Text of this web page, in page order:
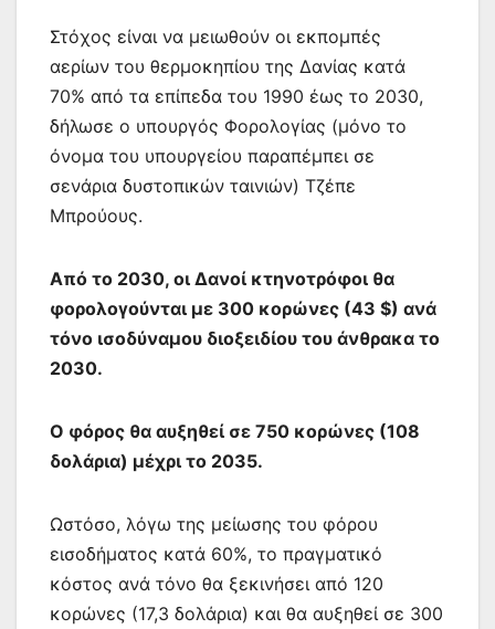
Στόχος είναι να μειωθούν οι εκπομπές
αερίων του θερμοκηπίου της Δανίας κατά
70% από τα επίπεδα του 1990 έως το 2030,
δήλωσε ο υπουργός Φορολογίας (μόνο το
όνομα του υπουργείου παραπέμπει σε
σενάρια δυστοπικών ταινιών) Τζέπε
Μπρούους.
Από το 2030, οι Δανοί κτηνοτρόφοι θα
φορολογούνται με 300 κορώνες (43 $) ανά
τόνο ισοδύναμου διοξειδίου του άνθρακα το
2030.
Ο φόρος θα αυξηθεί σε 750 κορώνες (108
δολάρια) μέχρι το 2035.
Ωστόσο, λόγω της μείωσης του φόρου
εισοδήματος κατά 60%, το πραγματικό
κόστος ανά τόνο θα ξεκινήσει από 120
κορώνες (17,3 δολάρια) και θα αυξηθεί σε 300